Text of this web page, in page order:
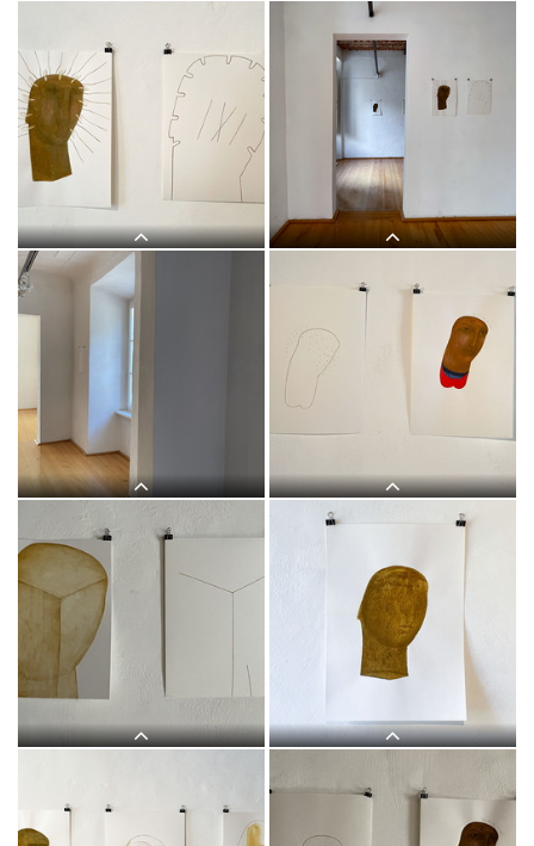
Judith Zilllich: MUTTER GOTTES.
(Ikonen 2018–2021), Eitempera auf
PapierKULTUM Galerie, 12. Nov. 2021
bis 12. Feb. 2022. Kurator: Johannes
Rauchenberger
Judith Zilllich: MUTTER GOTTES.
(Ikonen 2018–2021), Eitempera auf
PapierKULTUM Galerie, 12. Nov. 2021
bis 12. Feb. 2022. Kurator: Johannes
Rauchenberger
Judith Zilllich: MUTTER GOTTES.
(Ikonen 2018–2021), Eitempera auf
PapierKULTUM Galerie, 12. Nov. 2021
bis 12. Feb. 2022. Kurator: Johannes
Rauchenberger
Judith Zilllich: MUTTER GOTTES.
(Ikonen 2018–2021), Eitempera auf
bis 12. Feb. 2022. Kurator: Johannes
Judith Zilllich: MUTTER GOTTES.
(Ikonen 2018?2020)Eitempera auf
PapierKULTUM Galerie, 12. Nov. 2021
bis 12. Feb. 2022Kurator: Johannes
Judith Zilllich: MUTTER GOTTES.
(Ikonen 2018?2020)Eitempera auf
PapierKULTUM Galerie, 12. Nov. 2021
bis 12. Feb. 2022Kurator: Johannes